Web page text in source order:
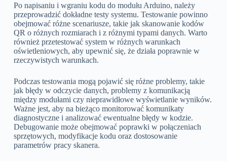
Po napisaniu i wgraniu kodu do modułu Arduino, należy
przeprowadzić dokładne testy systemu. Testowanie powinno
obejmować różne scenariusze, takie jak skanowanie kodów
QR o różnych rozmiarach i z różnymi typami danych. Warto
również przetestować system w różnych warunkach
oświetleniowych, aby upewnić się, że działa poprawnie w
rzeczywistych warunkach.
Podczas testowania mogą pojawić się różne problemy, takie
jak błędy w odczycie danych, problemy z komunikacją
między modułami czy nieprawidłowe wyświetlanie wyników.
Ważne jest, aby na bieżąco monitorować komunikaty
diagnostyczne i analizować ewentualne błędy w kodzie.
Debugowanie może obejmować poprawki w połączeniach
sprzętowych, modyfikacje kodu oraz dostosowanie
parametrów pracy skanera.